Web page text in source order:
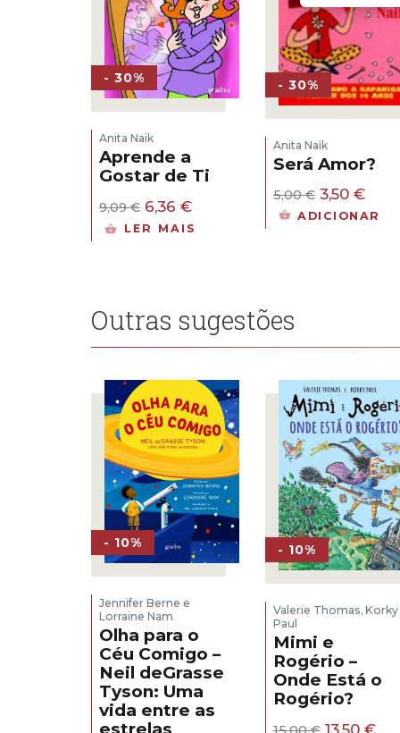
- 30%
Anita Naik
Aprende a
Gostar de Ti
9,09€ O
preço
6,36 €O
preço
LER MAIS
- 30%
Anita Naik
Será Amor?
5,00€ O
preço
3,50 €O
ADICIONAR
Outras sugestões
- 10%
Jennifer Berne e
Lorraine Nam
Olha para o
Céu Comigo –
Neil deGrasse
Tyson: Uma
vida entre as
- 10%
Valerie Thomas,Korky
Paul
Mimi e
Rogério –
Onde Está o
Rogério?
O
13,50 €O